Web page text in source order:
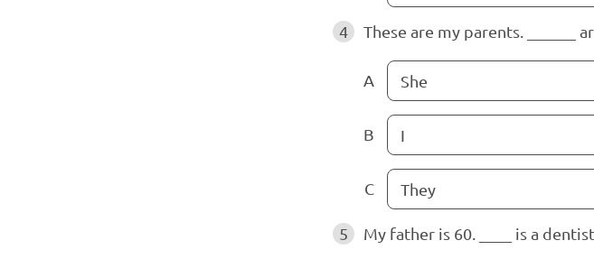
4 These are my parents. ______
A She
B I
C They
5 My father is 60. ____ is a dentist.